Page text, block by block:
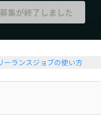
募集が終了しました
ーランスジョブの使い方